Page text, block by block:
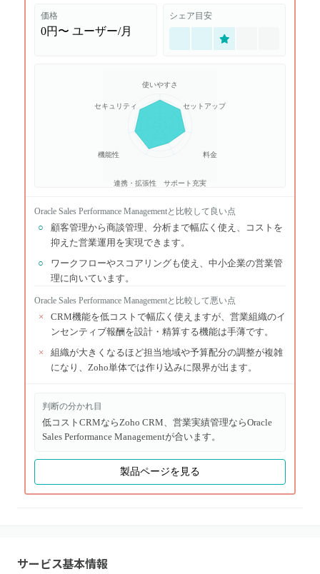
価格
0円〜 ユーザー/月
シェア目安
使いやすさ
セットアップ
料金
サポート充実
連携・拡張性
機能性
セキュリティ
Oracle Sales Performance Managementと比較して良い点
○
顧客管理から商談管理、分析まで幅広く使え、コストを
抑えた営業運用を実現できます。
○
ワークフローやスコアリングも使え、中小企業の営業管
理に向いています。
Oracle Sales Performance Managementと比較して悪い点
×
CRM機能を低コストで幅広く使えますが、営業組織のイ
ンセンティブ報酬を設計・精算する機能は手薄です。
×
組織が大きくなるほど担当地域や予算配分の調整が複雑
になり、Zoho単体では作り込みに限界が出ます。
判断の分かれ目
低コストCRMならZoho CRM、営業実績管理ならOracle
Sales Performance Managementが合います。
製品ページを見る
サービス基本情報